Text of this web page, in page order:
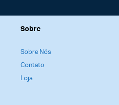
Sobre
Sobre Nós
Contato
Loja